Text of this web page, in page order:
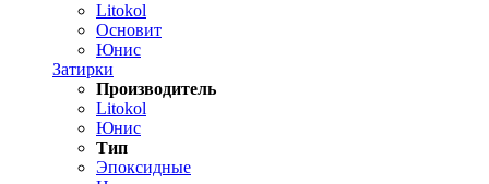
Litokol
Основит
Юнис
Затирки
Производитель
Litokol
Юнис
Тип
Эпоксидные